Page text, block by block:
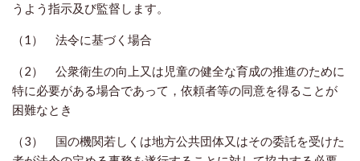
うよう指示及び監督します。
（1） 法令に基づく場合
（2） 公衆衛生の向上又は児童の健全な育成の推進のために
特に必要がある場合であって，依頼者等の同意を得ることが
困難なとき
（3） 国の機関若しくは地方公共団体又はその委託を受けた